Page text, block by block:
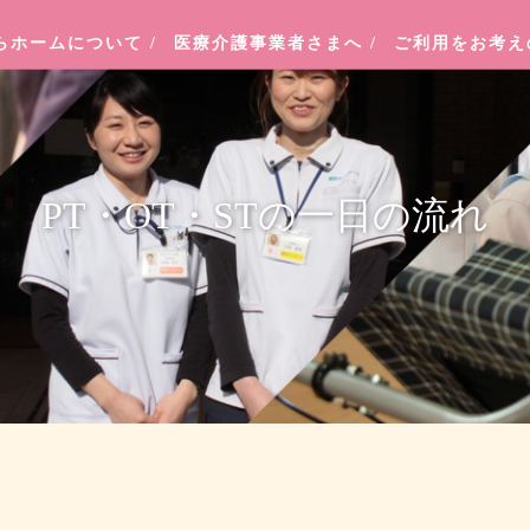
PT・OT・STの一日の流れ
ホームについて/ 医療介護事業者さまへ/ ご利用をお考